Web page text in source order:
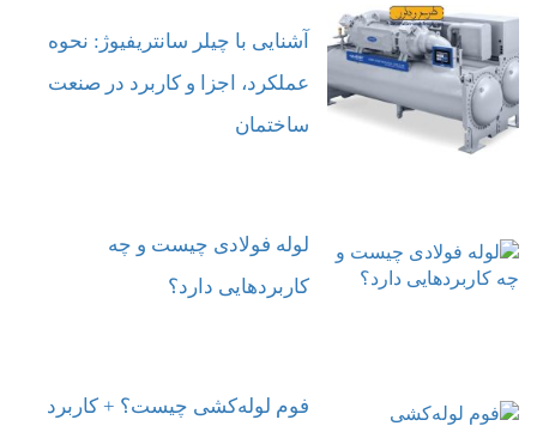
آشنایی با چیلر سانتریفیوژ: نحوه
عملکرد، اجزا و کاربرد در صنعت
ساختمان
لوله فولادی چیست و چه
کاربردهایی دارد؟
فوم لوله‌کشی چیست؟ + کاربرد